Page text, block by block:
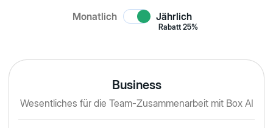
Monatlich Jährlich
Rabatt 25%
Business
Wesentliches für die Team-Zusammenarbeit mit Box AI